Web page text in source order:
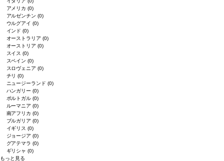
アメリカ(0)
アルゼンチン(0)
ウルグアイ(0)
インド(0)
オーストラリア(0)
オーストリア(0)
スイス(0)
スペイン(0)
スロヴェニア(0)
チリ(0)
ニュージーランド(0)
ハンガリー(0)
ポルトガル(0)
ルーマニア(0)
南アフリカ(0)
ブルガリア(0)
イギリス(0)
ジョージア(0)
グアテマラ(0)
ギリシャ(0)
もっと見る